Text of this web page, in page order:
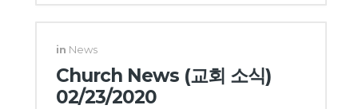
in News
Church News (교회 소식)
02/23/2020